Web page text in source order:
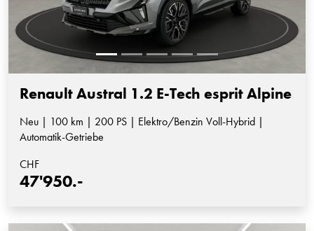
Renault Austral 1.2 E-Tech esprit Alpine
Neu | 100 km | 200 PS | Elektro/Benzin Voll-Hybrid |
Automatik-Getriebe
CHF
47'950.-